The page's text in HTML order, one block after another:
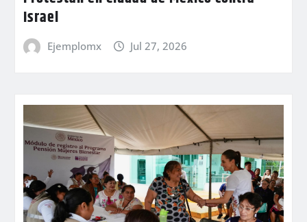
Israel
Ejemplomx Jul 27, 2026